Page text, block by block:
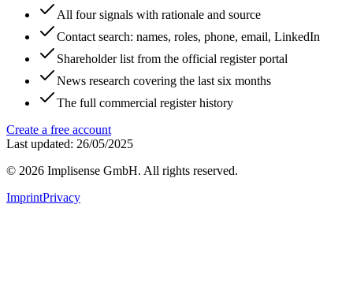
All four signals with rationale and source
Contact search: names, roles, phone, email, LinkedIn
Shareholder list from the official register portal
News research covering the last six months
The full commercial register history
Create a free account
Last updated: 26/05/2025
© 2026 Implisense GmbH. All rights reserved.
ImprintPrivacy